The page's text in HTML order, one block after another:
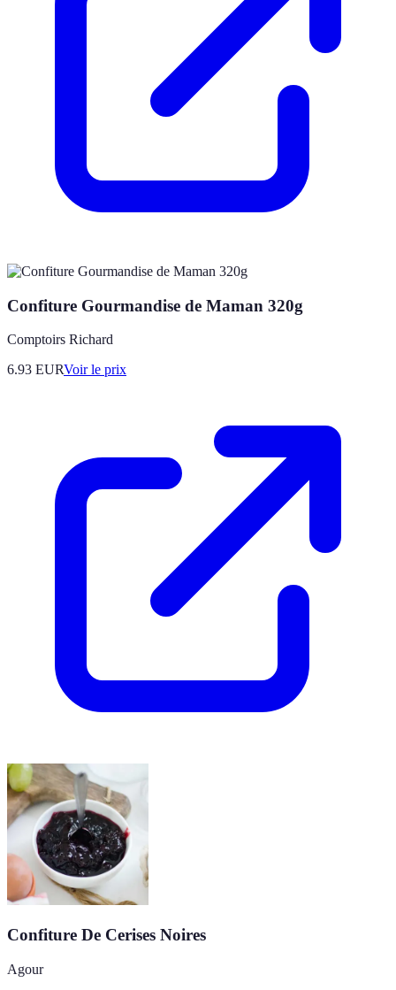
Confiture Gourmandise de Maman 320g
Comptoirs Richard
6.93 EURVoir le prix
Confiture De Cerises Noires
Agour